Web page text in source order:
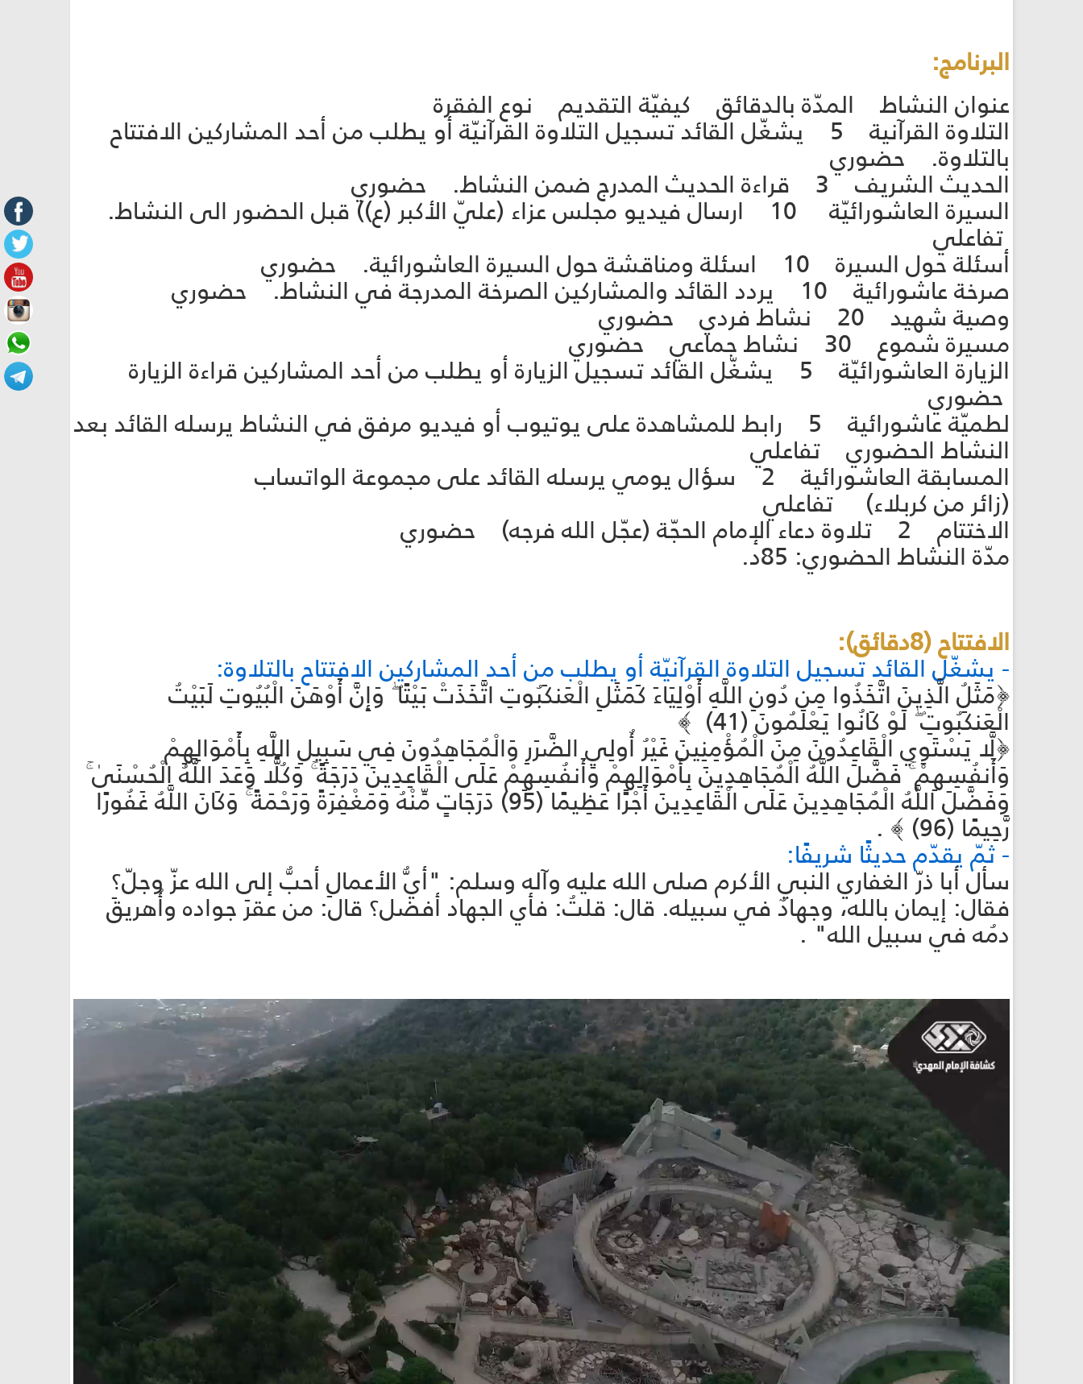
البرنامج:
عنوان النشاط المدّة بالدقائق كيفيّة التقديم نوع الفقرة
التلاوة القرآنية 5 يشغّل القائد تسجيل التلاوة القرآنيّة أو يطلب من أحد المشاركين الافتتاح
بالتلاوة. حضوري
الحديث الشريف 3 قراءة الحديث المدرج ضمن النشاط. حضوري
السيرة العاشورائيّة 10 ارسال فيديو مجلس عزاء (عليّ الأكبر (ع)) قبل الحضور الى النشاط.
تفاعلي
أسئلة حول السيرة 10 اسئلة ومناقشة حول السيرة العاشورائية. حضوري
صرخة عاشورائية 10 يردد القائد والمشاركين الصرخة المدرجة في النشاط. حضوري
وصية شهيد 20 نشاط فردي حضوري
مسيرة شموع 30 نشاط جماعي حضوري
الزيارة العاشورائيّة 5 يشغّل القائد تسجيل الزيارة أو يطلب من أحد المشاركين قراءة الزيارة
حضوري
لطميّة عاشورائية 5 رابط للمشاهدة على يوتيوب أو فيديو مرفق في النشاط يرسله القائد بعد
النشاط الحضوري تفاعلي
المسابقة العاشورائية 2 سؤال يومي يرسله القائد على مجموعة الواتساب
(زائر من كربلاء) تفاعلي
الاختتام 2 تلاوة دعاء الإمام الحجّة (عجّل الله فرجه) حضوري
مدّة النشاط الحضوري: 85د.
الافتتاح (8دقائق):
- يشغّل القائد تسجيل التلاوة القرآنيّة أو يطلب من أحد المشاركين الافتتاح بالتلاوة:
﴿مَثَلُ الَّذِينَ اتَّخَذُوا مِن دُونِ اللَّهِ أَوْلِيَاءَ كَمَثَلِ الْعَنكَبُوتِ اتَّخَذَتْ بَيْتًا ۖ وَإِنَّ أَوْهَنَ الْبُيُوتِ لَبَيْتُ
الْعَنكَبُوتِ ۖ لَوْ كَانُوا يَعْلَمُونَ (41) ﴾
﴿لَّا يَسْتَوِي الْقَاعِدُونَ مِنَ الْمُؤْمِنِينَ غَيْرُ أُولِي الضَّرَرِ وَالْمُجَاهِدُونَ فِي سَبِيلِ اللَّهِ بِأَمْوَالِهِمْ
وَأَنفُسِهِمْ ۚ فَضَّلَ اللَّهُ الْمُجَاهِدِينَ بِأَمْوَالِهِمْ وَأَنفُسِهِمْ عَلَى الْقَاعِدِينَ دَرَجَةً ۚ وَكُلًّا وَعَدَ اللَّهُ الْحُسْنَىٰ ۚ
وَفَضَّلَ اللَّهُ الْمُجَاهِدِينَ عَلَى الْقَاعِدِينَ أَجْرًا عَظِيمًا (95) دَرَجَاتٍ مِّنْهُ وَمَغْفِرَةً وَرَحْمَةً ۚ وَكَانَ اللَّهُ غَفُورًا
رَّحِيمًا (96) ﴾ .
- ثمّ يقدّم حديثًا شريفًا:
سأل أبا ذرّ الغفاري النبي الأكرم صلى الله عليه وآله وسلم: "أيُّ الأعمالِ أحبُّ إلى الله عزّ وجلّ؟
فقال: إيمان بالله، وجهادٌ في سبيله. قال: قلتُ: فأي الجهاد أفضل؟ قال: من عقرَ جواده وأُهريقَ
دمُه في سبيل الله" .